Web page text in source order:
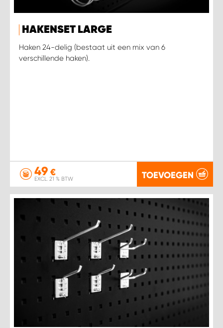
HAKENSET LARGE
Haken 24-delig (bestaat uit een mix van 6
verschillende haken).
49 €
EXCL. 21 % BTW TOEVOEGEN